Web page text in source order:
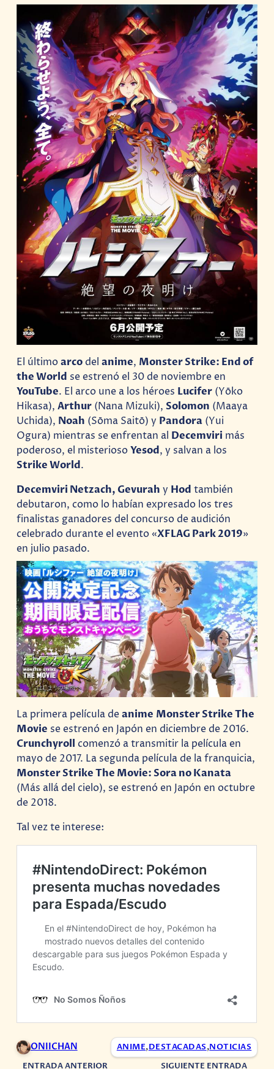
El últimoarcodelanime, Monster Strike: End of
the World se estrenó el 30 de noviembre en
YouTube. El arco une a los héroes Lucifer (Yōko
Hikasa),Arthur (Nana Mizuki),Solomon (Maaya
Uchida), Noah (Sōma Saitō) y Pandora (Yui
Ogura) mientras se enfrentan al Decemviri más
poderoso, el misteriosoYesod, y salvan a los
Strike World.
Decemviri Netzach, Gevurah y Hod también
debutaron, como lo habían expresado los tres
finalistas ganadores del concurso de audición
celebrado durante el evento «XFLAG Park 2019»
en julio pasado.
La primera película deanime Monster Strike The
Movie se estrenó en Japón en diciembre de 2016.
Crunchyroll comenzó a transmitir la película en
mayo de 2017. La segunda película de la franquicia,
Monster Strike The Movie: Sora no Kanata
(Más allá del cielo), se estrenó en Japón en octubre
de 2018.
Tal vez te interese:
ONIICHAN ANIME,DESTACADAS,NOTICIAS
ENTRADA ANTERIOR
SIGUIENTE ENTRADA